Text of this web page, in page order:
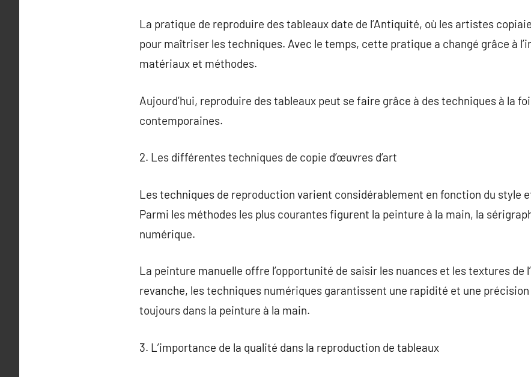
La pratique de reproduire des tableaux date de l’Antiquité, où les artistes
pour maîtriser les techniques. Avec le temps, cette pratique a changé grâce à
matériaux et méthodes.
Aujourd’hui, reproduire des tableaux peut se faire grâce à des techniques à la
contemporaines.
2. Les différentes techniques de copie d’œuvres d’art
Les techniques de reproduction varient considérablement en fonction du style
Parmi les méthodes les plus courantes figurent la peinture à la main, la
numérique.
La peinture manuelle offre l’opportunité de saisir les nuances et les textures de
revanche, les techniques numériques garantissent une rapidité et une précision
toujours dans la peinture à la main.
3. L’importance de la qualité dans la reproduction de tableaux